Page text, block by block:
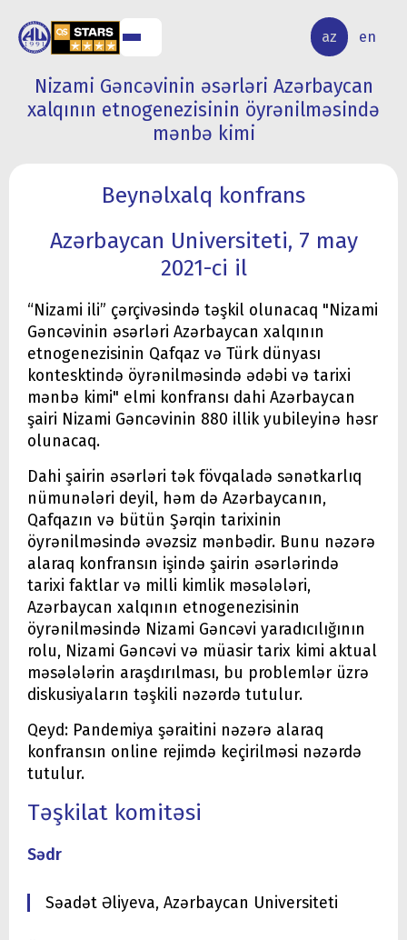
az en
ELMİ
TƏDQİQAT
Nizami Gəncəvinin əsərləri Azərbaycan
xalqının etnogenezisinin öyrənilməsində
mənbə kimi
Beynəlxalq konfrans
Azərbaycan Universiteti, 7 may
2021-ci il
“Nizami ili” çərçivəsində təşkil olunacaq "Nizami
Gəncəvinin əsərləri Azərbaycan xalqının
etnogenezisinin Qafqaz və Türk dünyası
kontesktində öyrənilməsində ədəbi və tarixi
mənbə kimi" elmi konfransı dahi Azərbaycan
şairi Nizami Gəncəvinin 880 illik yubileyinə həsr
olunacaq.
Dahi şairin əsərləri tək fövqaladə sənətkarlıq
nümunələri deyil, həm də Azərbaycanın,
Qafqazın və bütün Şərqin tarixinin
öyrənilməsində əvəzsiz mənbədir. Bunu nəzərə
alaraq konfransın işində şairin əsərlərində
tarixi faktlar və milli kimlik məsələləri,
Azərbaycan xalqının etnogenezisinin
öyrənilməsində Nizami Gəncəvi yaradıcılığının
rolu, Nizami Gəncəvi və müasir tarix kimi aktual
məsələlərin araşdırılması, bu problemlər üzrə
diskusiyaların təşkili nəzərdə tutulur.
Qeyd: Pandemiya şəraitini nəzərə alaraq
konfransın online rejimdə keçirilməsi nəzərdə
tutulur.
Təşkilat komitəsi
Sədr
Səadət Əliyeva, Azərbaycan Universiteti